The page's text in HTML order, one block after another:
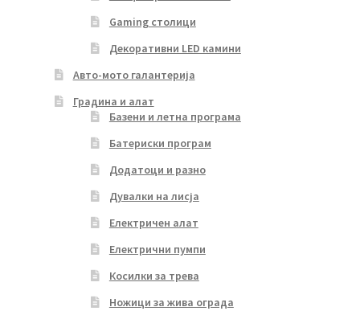
Gaming столици
Декоративни LED камини
Авто-мото галантерија
Градина и алат
Базени и летна програма
Батериски програм
Додатоци и разно
Дувалки на лисја
Електричен алат
Електрични пумпи
Косилки за трева
Ножици за жива ограда